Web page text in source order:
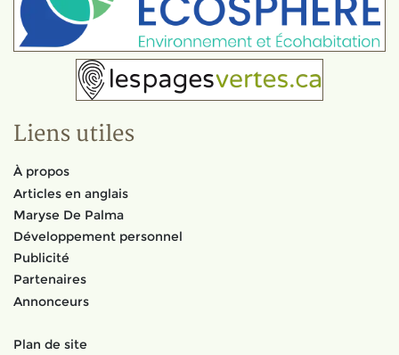
Liens utiles
À propos
Articles en anglais
Maryse De Palma
Développement personnel
Publicité
Partenaires
Annonceurs
Plan de site